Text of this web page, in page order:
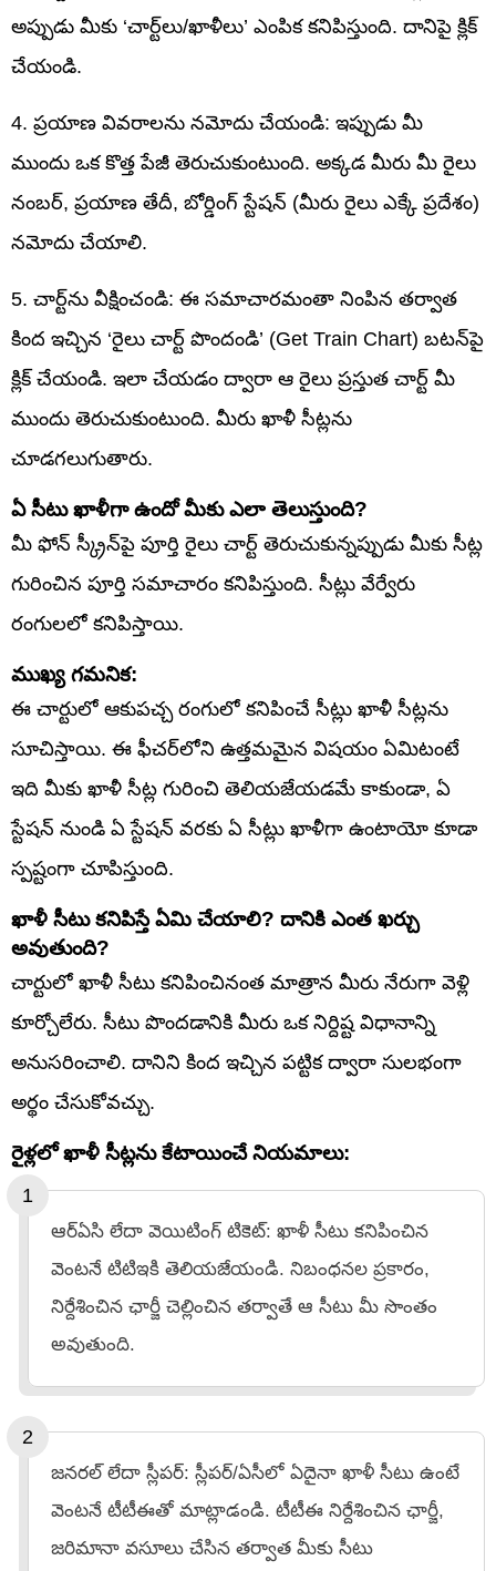
అప్పుడు మీకు ‘చార్ట్‌లు/ఖాళీలు’ ఎంపిక కనిపిస్తుంది. దానిపై క్లిక్
చేయండి.
4. ప్రయాణ వివరాలను నమోదు చేయండి: ఇప్పుడు మీ
ముందు ఒక కొత్త పేజీ తెరుచుకుంటుంది. అక్కడ మీరు మీ రైలు
నంబర్, ప్రయాణ తేదీ, బోర్డింగ్ స్టేషన్ (మీరు రైలు ఎక్కే ప్రదేశం)
నమోదు చేయాలి.
5. చార్ట్‌ను వీక్షించండి: ఈ సమాచారమంతా నింపిన తర్వాత
కింద ఇచ్చిన ‘రైలు చార్ట్ పొందండి’ (Get Train Chart) బటన్‌పై
క్లిక్ చేయండి. ఇలా చేయడం ద్వారా ఆ రైలు ప్రస్తుత చార్ట్ మీ
ముందు తెరుచుకుంటుంది. మీరు ఖాళీ సీట్లను
చూడగలుగుతారు.
ఏ సీటు ఖాళీగా ఉందో మీకు ఎలా తెలుస్తుంది?
మీ ఫోన్ స్క్రీన్‌పై పూర్తి రైలు చార్ట్ తెరుచుకున్నప్పుడు మీకు సీట్ల
గురించిన పూర్తి సమాచారం కనిపిస్తుంది. సీట్లు వేర్వేరు
రంగులలో కనిపిస్తాయి.
ముఖ్య గమనిక:
ఈ చార్టులో ఆకుపచ్చ రంగులో కనిపించే సీట్లు ఖాళీ సీట్లను
సూచిస్తాయి. ఈ ఫీచర్‌లోని ఉత్తమమైన విషయం ఏమిటంటే
ఇది మీకు ఖాళీ సీట్ల గురించి తెలియజేయడమే కాకుండా, ఏ
స్టేషన్ నుండి ఏ స్టేషన్ వరకు ఏ సీట్లు ఖాళీగా ఉంటాయో కూడా
స్పష్టంగా చూపిస్తుంది.
ఖాళీ సీటు కనిపిస్తే ఏమి చేయాలి? దానికి ఎంత ఖర్చు
అవుతుంది?
చార్టులో ఖాళీ సీటు కనిపించినంత మాత్రాన మీరు నేరుగా వెళ్లి
కూర్చోలేరు. సీటు పొందడానికి మీరు ఒక నిర్దిష్ట విధానాన్ని
అనుసరించాలి. దానిని కింద ఇచ్చిన పట్టిక ద్వారా సులభంగా
అర్థం చేసుకోవచ్చు.
రైళ్లలో ఖాళీ సీట్లను కేటాయించే నియమాలు:
ఆర్ఏసి లేదా వెయిటింగ్ టికెట్: ఖాళీ సీటు కనిపించిన
వెంటనే టిటిఇకి తెలియజేయండి. నిబంధనల ప్రకారం,
నిర్దేశించిన ఛార్జీ చెల్లించిన తర్వాతే ఆ సీటు మీ సొంతం
అవుతుంది.
జనరల్ లేదా స్లీపర్: స్లీపర్/ఏసీలో ఏదైనా ఖాళీ సీటు ఉంటే
వెంటనే టీటీఈతో మాట్లాడండి. టీటీఈ నిర్దేశించిన ఛార్జీ,
జరిమానా వసూలు చేసిన తర్వాత మీకు సీటు